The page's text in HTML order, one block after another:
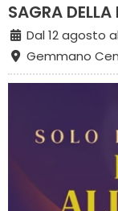
SAGRA
Dal 12 agosto
Gemmano